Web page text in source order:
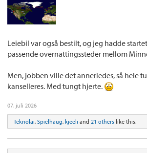
Leiebil var også bestilt, og jeg hadde
passende overnattingssteder mellom
Men, jobben ville det annerledes, så hele
kanselleres. Med tungt hjerte.
07. juli 2026
Teknolai, Spielhaug, kjeeli and 21 others like this.